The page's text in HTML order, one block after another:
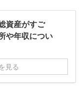
資産がすご
や年収につい
見る